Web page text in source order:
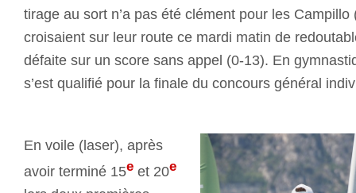
tirage au sort n’a pas été clément pour les Campillo
croisaient sur leur route ce mardi matin de
défaite sur un score sans appel (0-13). En
s’est qualifié pour la finale du concours général
En voile (laser), après
avoir terminé 15e et 20e